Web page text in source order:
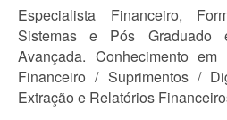
Especialista Financeiro,
Sistemas e Pós Graduado
Avançada. Conhecimento
Financeiro / Suprimentos /
Extração e Relatórios